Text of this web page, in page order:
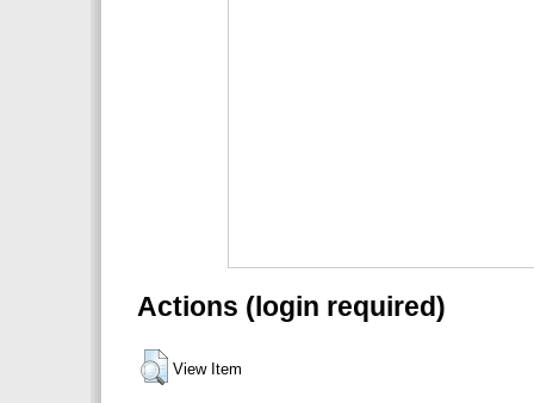
Actions (login required)
View Item